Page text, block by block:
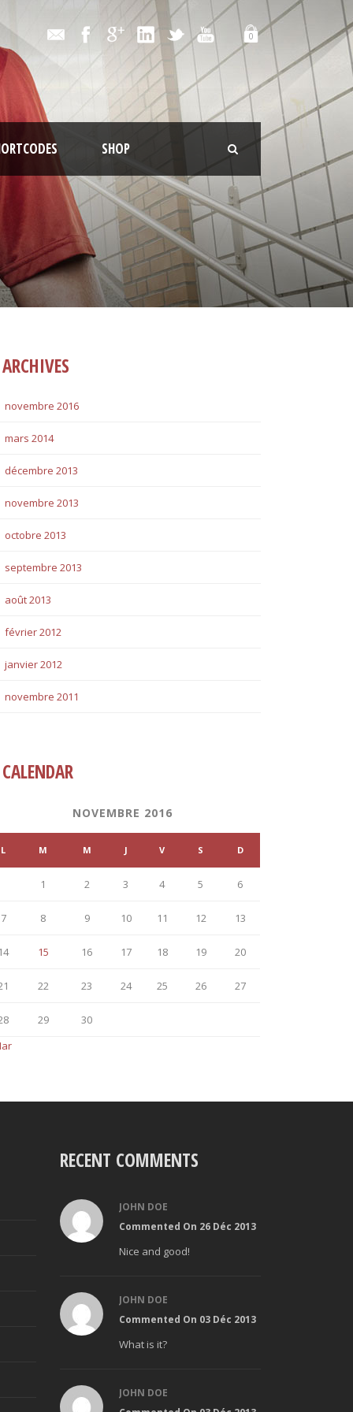
0
SHOP
ARCHIVES
novembre 2016
mars 2014
décembre 2013
novembre 2013
octobre 2013
septembre 2013
août 2013
février 2012
janvier 2012
novembre 2011
CALENDAR
NOVEMBRE 2016
L M M J V S D
1 2 3 4 5 6
7 8 9 10 11 12 13
15 16 17 18 19 20
22 23 24 25 26 27
29
30
RECENT COMMENTS
JOHN DOE
Commented On 26 Déc 2013
Nice and good!
JOHN DOE
Commented On 03 Déc 2013
What is it?
JOHN DOE